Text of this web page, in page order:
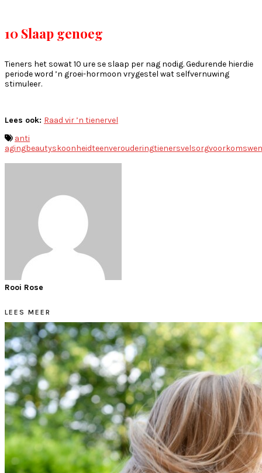
10 Slaap genoeg
Tieners het sowat 10 ure se slaap per nag nodig. Gedurende hierdie
periode word ’n groei-hormoon vrygestel wat selfvernuwing
stimuleer.
Lees ook: Raad vir ’n tienervel
anti
agingbeautyskoonheidteenverouderingtienersvelsorgvoorkoms
Rooi Rose
LEES MEER